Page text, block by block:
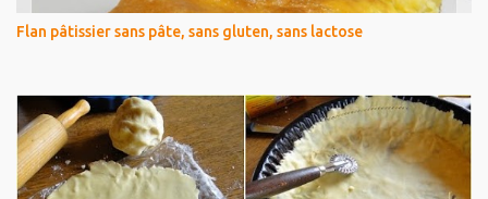
Flan pâtissier sans pâte, sans gluten, sans lactose